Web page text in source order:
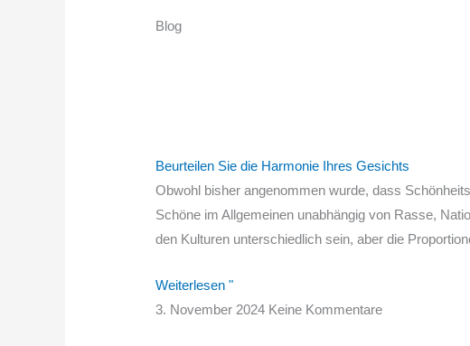
Blog
Beurteilen Sie die Harmonie Ihres Gesichts
Obwohl bisher angenommen wurde, dass
Schöne im Allgemeinen unabhängig von Rasse,
den Kulturen unterschiedlich sein, aber die
Weiterlesen "
3. November 2024 Keine Kommentare